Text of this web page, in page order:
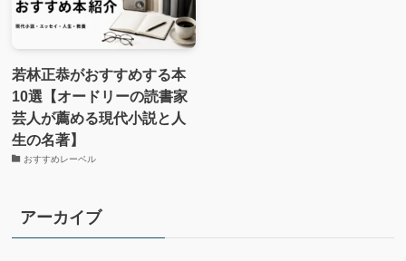
若林正恭がおすすめする本
10選【オードリーの読書家
芸人が薦める現代小説と人
生の名著】
おすすめレーベル
アーカイブ